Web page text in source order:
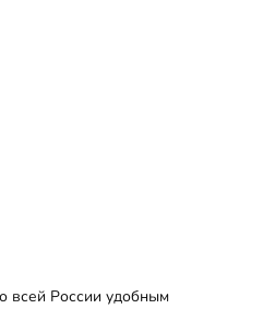
всей России удобным